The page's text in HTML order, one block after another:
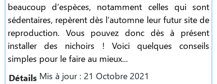
beaucoup d’espèces, notamment celles qui sont
sédentaires, repèrent dès l’automne leur futur site de
reproduction. Vous pouvez donc dès à présent
installer des nichoirs ! Voici quelques conseils
simples pour le faire au mieux...
Détails Mis à jour : 21 Octobre 2021